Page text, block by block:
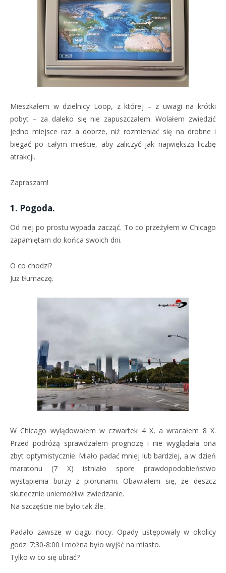
Mieszkałem w dzielnicy Loop, z której – z uwagi na krótki
pobyt – za daleko się nie zapuszczałem. Wolałem zwiedzić
jedno miejsce raz a dobrze, niż rozmieniać się na drobne i
biegać po całym mieście, aby zaliczyć jak największą liczbę
atrakcji.
Zapraszam!
1. Pogoda.
Od niej po prostu wypada zacząć. To co przeżyłem w Chicago
zapamiętam do końca swoich dni.
O co chodzi?
Już tłumaczę.
W Chicago wylądowałem w czwartek 4 X, a wracałem 8 X.
Przed podróżą sprawdzałem prognozę i nie wyglądała ona
zbyt optymistycznie. Miało padać mniej lub bardziej, a w dzień
maratonu (7 X) istniało spore prawdopodobieństwo
wystąpienia burzy z piorunami. Obawiałem się, że deszcz
skutecznie uniemożliwi zwiedzanie.
Na szczęście nie było tak źle.
Padało zawsze w ciągu nocy. Opady ustępowały w okolicy
godz. 7:30-8:00 i można było wyjść na miasto.
Tylko w co się ubrać?